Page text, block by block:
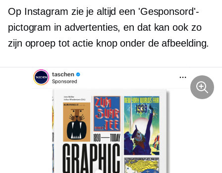
Op Instagram zie je altijd een 'Gesponsord'-
pictogram in advertenties, en dat kan ook zo
zijn oproep tot actieknop onder de afbeelding.